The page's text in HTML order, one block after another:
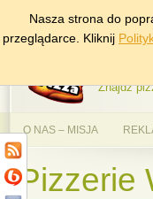
DODAJ NAS DO
Znajdź
O NAS – MISJA
Pizzerie
Nasza strona do
przeglądarce. Kliknij